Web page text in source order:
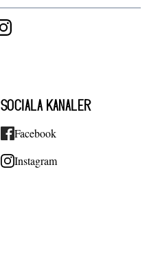
SOCIALA KANALER
Facebook
Instagram